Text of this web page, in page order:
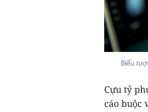
Biểu
Cựu tỷ
cáo buộc